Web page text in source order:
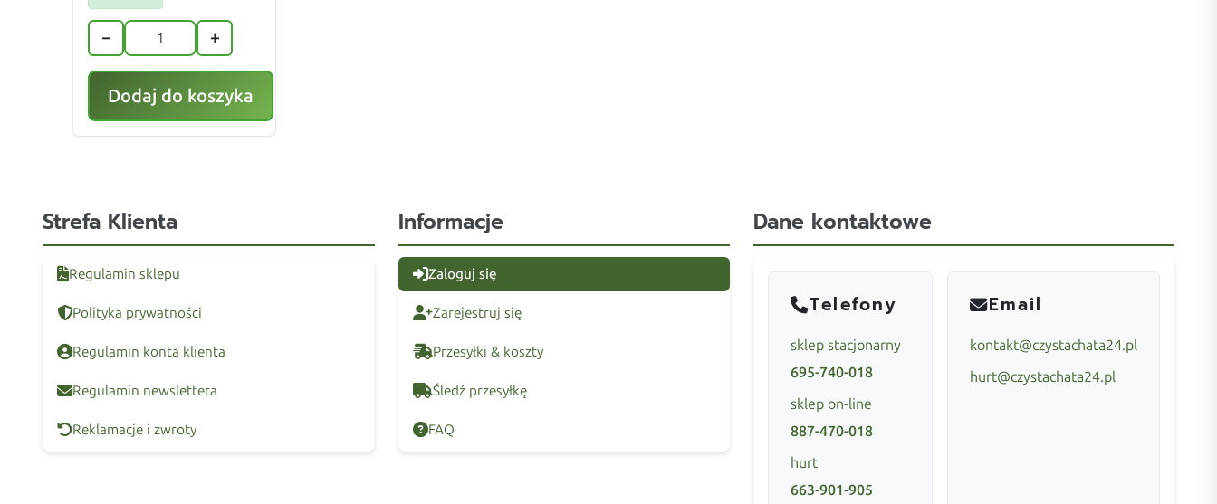
− +
Dodaj do koszyka
Strefa Klienta
Regulamin sklepu
Polityka prywatności
Regulamin konta klienta
Regulamin newslettera
Reklamacje i zwroty
Informacje
Zaloguj się
Zarejestruj się
Przesyłki & koszty
Śledź przesyłkę
FAQ
Dane kontaktowe
Telefony
sklep stacjonarny
695-740-018
sklep on-line
887-470-018
hurt
663-901-905
Email
kontakt@czystachata24.pl
hurt@czystachata24.pl